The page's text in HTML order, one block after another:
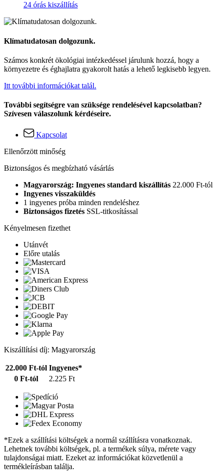
24 órás kiszállítás
Klímatudatosan dolgozunk.
Számos konkrét ökológiai intézkedéssel járulunk hozzá, hogy a
környezetre és éghajlatra gyakorolt hatás a lehető legkisebb legyen.
Itt további információkat talál.
További segítségre van szüksége rendelésével kapcsolatban?
Szívesen válaszolunk kérdéseire.
Kapcsolat
Ellenőrzött minőség
Biztonságos és megbízható vásárlás
Magyarország: Ingyenes standard kiszállítás 22.000 Ft-tól
Ingyenes visszaküldés
1 ingyenes próba minden rendeléshez
Biztonságos fizetés SSL-titkosítással
Kényelmesen fizethet
Utánvét
Előre utalás
Kiszállítási díj: Magyarország
22.000 Ft-tól Ingyenes*
0 Ft-tól
2.225 Ft
*Ezek a szállítási költségek a normál szállításra vonatkoznak.
Lehetnek további költségek, pl. a termékek súlya, mérete vagy
tulajdonságai miatt. Ezeket az információkat közvetlenül a
termékleírásban találja.